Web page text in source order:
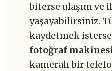
biterse ulaşım ve
yaşayabilirsiniz.
kaydetmek
fotoğraf
kameralı bir